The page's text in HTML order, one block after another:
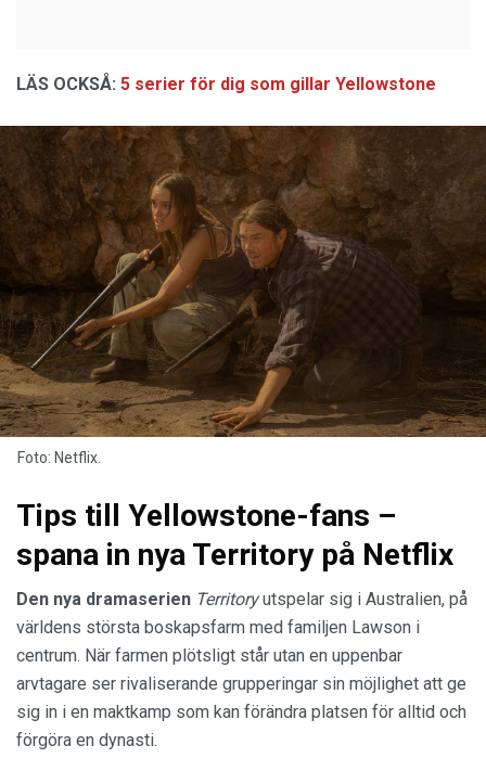
LÄS OCKSÅ: 5 serier för dig som gillar Yellowstone
Foto: Netflix.
Tips till Yellowstone-fans –
spana in nya Territory på Netflix
Den nya dramaserien Territoryutspelar sig i Australien, på
världens största boskapsfarm med familjen Lawson i
centrum. När farmen plötsligt står utan en uppenbar
arvtagare ser rivaliserande grupperingar sin möjlighet att ge
sig in i en maktkamp som kan förändra platsen för alltid och
förgöra en dynasti.